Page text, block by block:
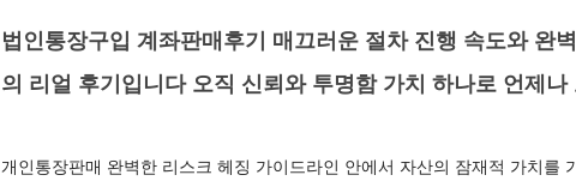
법인통장구입 계좌판매후기 매끄러운 절차 진행 속도와 완
의 리얼 후기입니다 오직 신뢰와 투명함 가치 하나로 언제
개인통장판매 완벽한 리스크 헤징 가이드라인 안에서 자산의 잠재적 가치를